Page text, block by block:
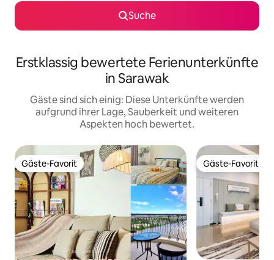
Suche
Erstklassig bewertete Ferienunterkünfte
in Sarawak
Gäste sind sich einig: Diese Unterkünfte werden
aufgrund ihrer Lage, Sauberkeit und weiteren
Aspekten hoch bewertet.
Gäste-Favorit
Gäste-Favorit Gäste-Favorit
Gäste-Favorit